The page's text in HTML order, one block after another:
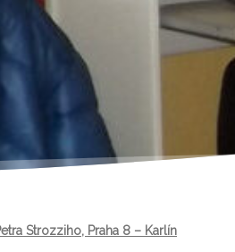
Strozziho, Praha 8 – Karlín